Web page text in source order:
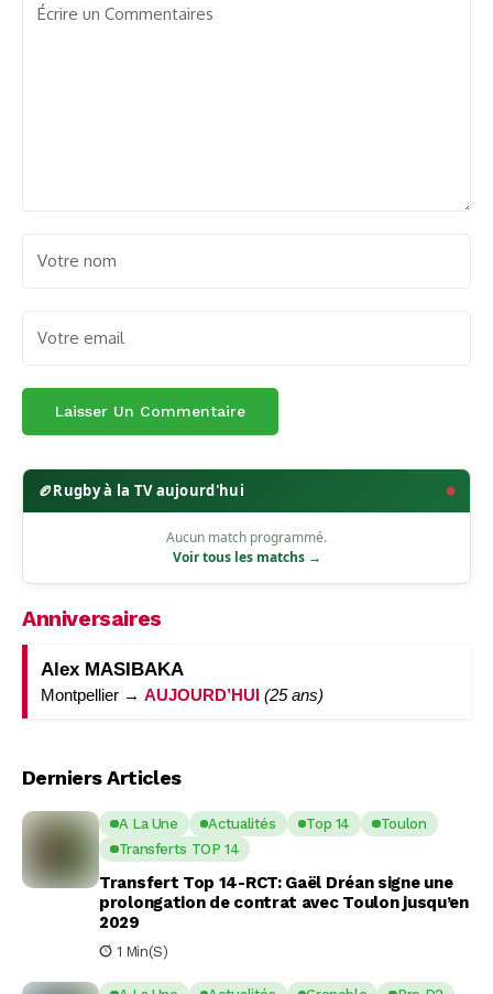
🏉Rugby à la TV aujourd'hui
Aucun match programmé.
Voir tous les matchs →
Anniversaires
Alex MASIBAKA
Montpellier → AUJOURD’HUI (25 ans)
Derniers Articles
A La Une Actualités Top 14
Toulon
Transferts TOP 14
Transfert Top 14-RCT: Gaël Dréan signe une
prolongation de contrat avec Toulon jusqu’en
2029
1 Min(s)